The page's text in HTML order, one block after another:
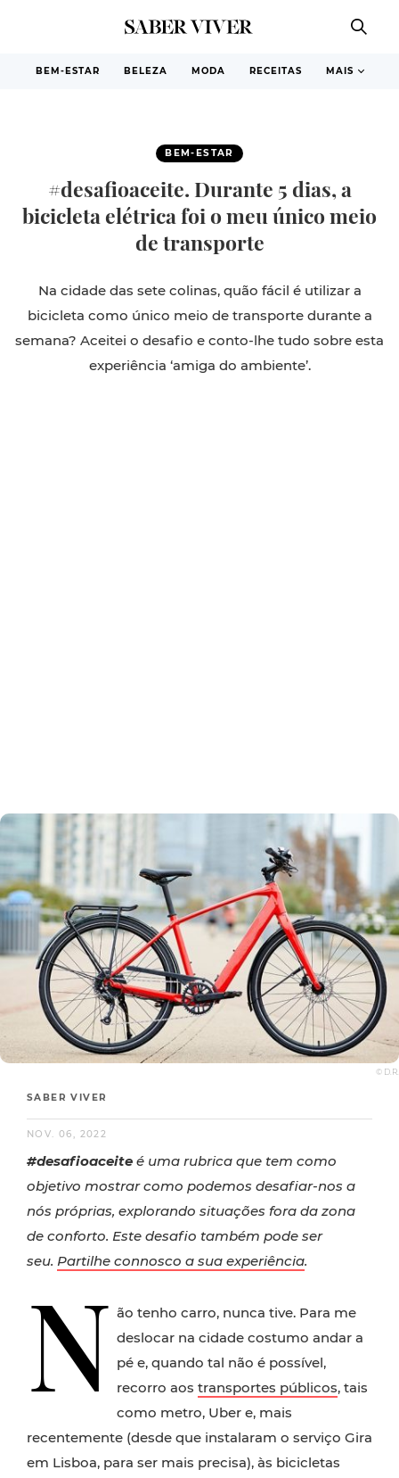
BEM-ESTAR BELEZA MODA RECEITAS MAIS
BEM-ESTAR
#desafioaceite. Durante 5 dias, a
bicicleta elétrica foi o meu único meio
de transporte
Na cidade das sete colinas, quão fácil é utilizar a
bicicleta como único meio de transporte durante a
semana? Aceitei o desafio e conto-lhe tudo sobre esta
experiência ‘amiga do ambiente’.
© D.R.
SABER VIVER
NOV. 06, 2022
#desafioaceite é uma rubrica que tem como
objetivo mostrar como podemos desafiar-nos a
nós próprias, explorando situações fora da zona
de conforto. Este desafio também pode ser
seu. Partilhe connosco a sua experiência.
N ão tenho carro, nunca tive. Para me
deslocar na cidade costumo andar a
pé e, quando tal não é possível,
recorro aos transportes públicos, tais
como metro, Uber e, mais
recentemente (desde que instalaram o serviço Gira
em Lisboa, para ser mais precisa), às bicicletas